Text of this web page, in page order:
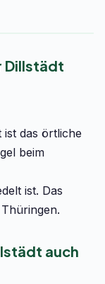
Dillstädt
ist das örtliche
beim
ist. Das
auch